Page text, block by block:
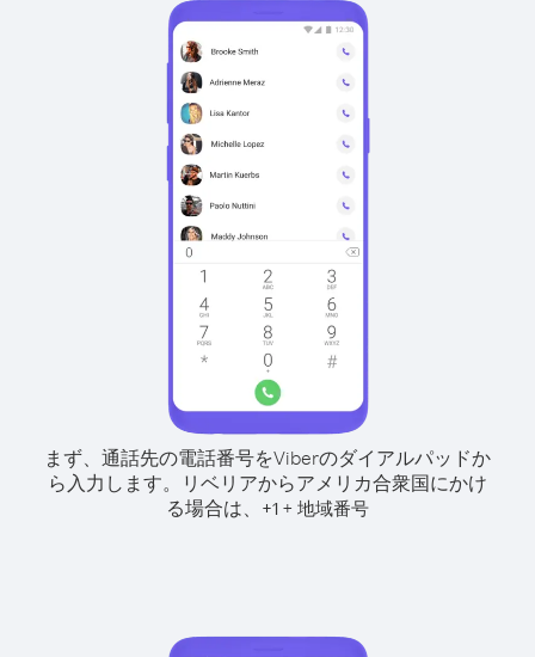
まず、通話先の電話番号をViberのダイアルパッドか
ら入力します。
リベリアからアメリカ合衆国にかけ
る場合は、 +1 + 地域番号